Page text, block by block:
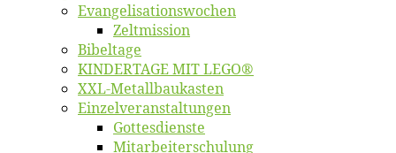
Evangelisa­tions­wo­chen
Zelt­mis­si­on
Bi­bel­ta­ge
KINDERTAGE MIT LEGO®
XXL-Me­­tal­l­­bau­­kas­­ten
Einzelver­an­stal­tungen
Got­tes­diens­te
Mitarbeiter­schulung